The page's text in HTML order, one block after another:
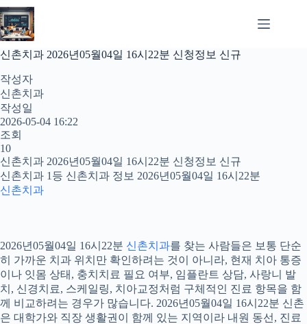
본
문
으
로
건
너
뛰
기
신촌치과 2026년05월04일 16시22분 신청정보 신규
작성자
신촌치과
작성일
2026-05-04 16:22
조회
10
신촌치과 2026년05월04일 16시22분 신청정보 신규
신촌치과 1등 신촌치과 정보 2026년05월04일 16시22분
신촌치과
2026년05월04일 16시22분 신촌치과를 찾는 사람들은 보통 단순
히 가까운 치과 위치만 확인하려는 것이 아니라, 현재 치아 통증
이나 잇몸 상태, 충치치료 필요 여부, 임플란트 상담, 사랑니 발
치, 신경치료, 스케일링, 치아교정처럼 구체적인 진료 항목을 함
께 비교하려는 경우가 많습니다. 2026년05월04일 16시22분 신촌
은 대학가와 직장 생활권이 함께 있는 지역이라 내원 동선, 진료